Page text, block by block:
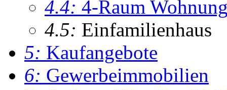
4.4: 4-Raum
4.5: Einfamilienhaus
5: Kaufangebote
6: Gewerbeimmobilien